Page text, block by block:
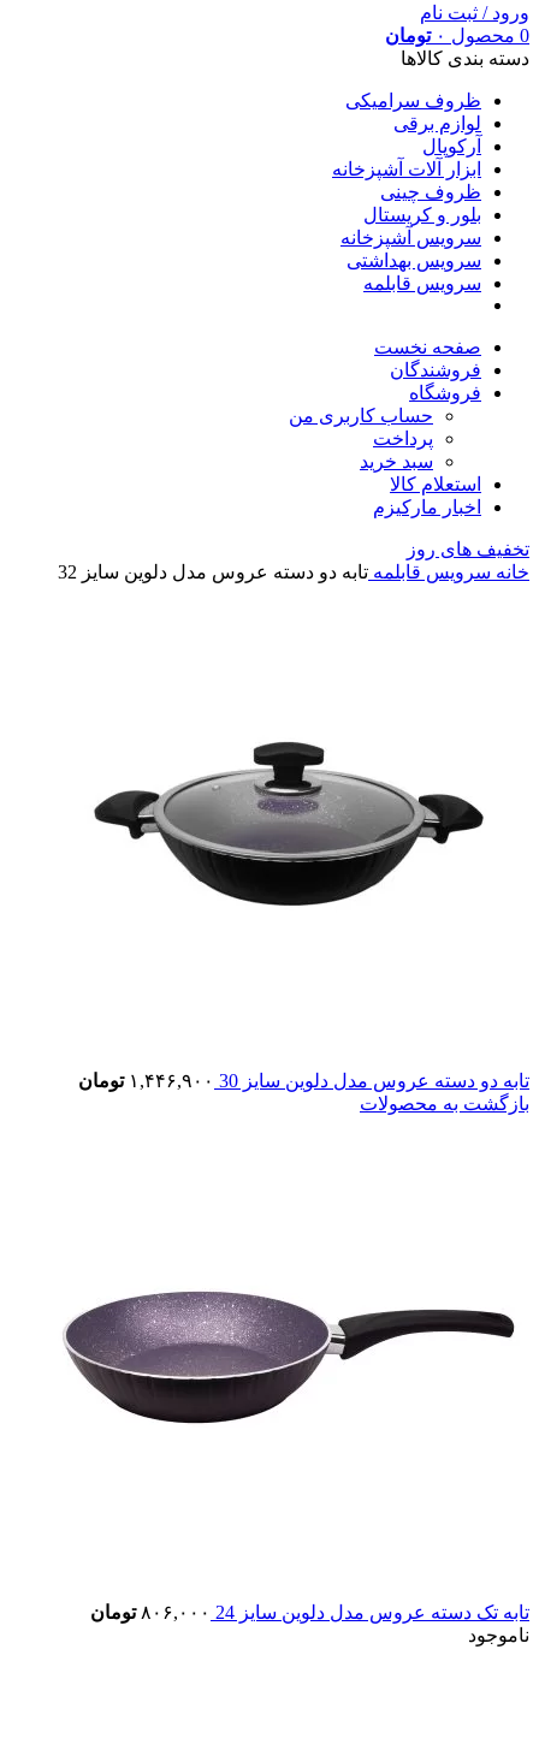
ورود / ثبت نام
0 محصول ۰ تومان
دسته بندی کالاها
ظروف سرامیکی
لوازم برقی
آرکوپال
ابزار آلات آشپزخانه
ظروف چینی
بلور و کریستال
سرویس آشپزخانه
سرویس بهداشتی
سرویس قابلمه
صفحه نخست
فروشندگان
فروشگاه
حساب کاربری من
پرداخت
سبد خرید
استعلام کالا
اخبار مارکیزم
تخفیف های روز
خانه سرویس قابلمه تابه دو دسته عروس مدل دلوین سایز 32
تابه دو دسته عروس مدل دلوین سایز 30 ۱,۴۴۶,۹۰۰ تومان
بازگشت به محصولات
تابه تک دسته عروس مدل دلوین سایز 24 ۸۰۶,۰۰۰ تومان
ناموجود